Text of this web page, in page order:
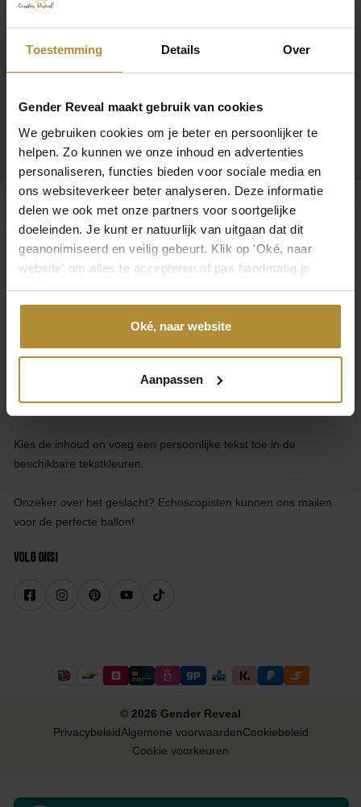
Toestemming Details Over
Gender Reveal maakt gebruik van cookies
We gebruiken cookies om je beter en persoonlijker te
helpen. Zo kunnen we onze inhoud en advertenties
personaliseren, functies bieden voor sociale media en
ons websiteverkeer beter analyseren. Deze informatie
delen we ook met onze partners voor soortgelijke
doeleinden. Je kunt er natuurlijk van uitgaan dat dit
geanonimiseerd en veilig gebeurt. Klik op 'Oké, naar
website' om alles te accepteren of pas handmatig je
voorkeuren aan.
Oké, naar website
Aanpassen
Wij helpen je graag
Mail ons
Reactie binnen één werkdag
Handig toch?
Klantenservice
Categorieën
Over GenderReveal.nl
Ontwerp je eigen unieke Gender Reveal Pop-Inside of Pick & Mix
ballon.
Kies de inhoud en voeg een persoonlijke tekst toe in de
beschikbare tekstkleuren.
Onzeker over het geslacht? Echoscopisten kunnen ons mailen
voor de perfecte ballon!
Volg ons!
© 2026 Gender Reveal
PrivacybeleidAlgemene voorwaardenCookiebeleid
Cookie voorkeuren